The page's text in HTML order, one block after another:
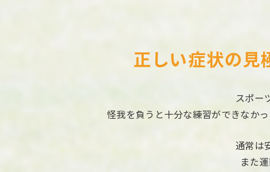
正しい症状の見
スポー
怪我を負うと十分な練習ができなか
通常は
また